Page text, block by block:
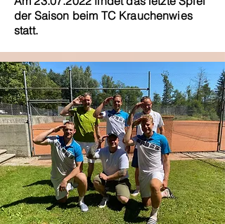
der Saison beim TC Krauchenwies
statt.